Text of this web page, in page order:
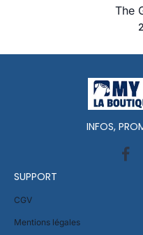
The
INFOS,
SUPPORT
CGV
Mentions légales